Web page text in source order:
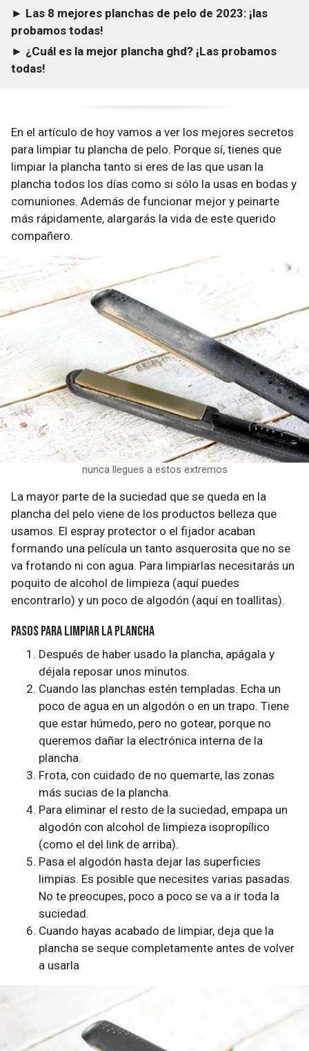
► Las 8 mejores planchas de pelo de 2023: ¡las
probamos todas!
► ¿Cuál es la mejor plancha ghd? ¡Las probamos
todas!
En el artículo de hoy vamos a ver los mejores secretos
para limpiar tu plancha de pelo. Porque sí, tienes que
limpiar la plancha tanto si eres de las que usan la
plancha todos los días como si sólo la usas en bodas y
comuniones. Además de funcionar mejor y peinarte
más rápidamente, alargarás la vida de este querido
compañero.
nunca llegues a estos extremos
La mayor parte de la suciedad que se queda en la
plancha del pelo viene de los productos belleza que
usamos. El espray protector o el fijador acaban
formando una película un tanto asquerosita que no se
va frotando ni con agua. Para limpiarlas necesitarás un
poquito de alcohol de limpieza (aquí puedes
encontrarlo) y un poco de algodón (aquí en toallitas).
Pasos para limpiar la plancha
Después de haber usado la plancha, apágala y
déjala reposar unos minutos.
Cuando las planchas estén templadas. Echa un
poco de agua en un algodón o en un trapo. Tiene
que estar húmedo, pero no gotear, porque no
queremos dañar la electrónica interna de la
plancha.
Frota, con cuidado de no quemarte, las zonas
más sucias de la plancha.
Para eliminar el resto de la suciedad, empapa un
algodón con alcohol de limpieza isopropílico
(como el del link de arriba).
Pasa el algodón hasta dejar las superficies
limpias. Es posible que necesites varias pasadas.
No te preocupes, poco a poco se va a ir toda la
suciedad.
Cuando hayas acabado de limpiar, deja que la
plancha se seque completamente antes de volver
a usarla